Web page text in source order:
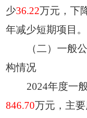
少36.22万元，下
年减少短期项目 。
（二）一般
构情况
2024年度一
846.70万元，主要